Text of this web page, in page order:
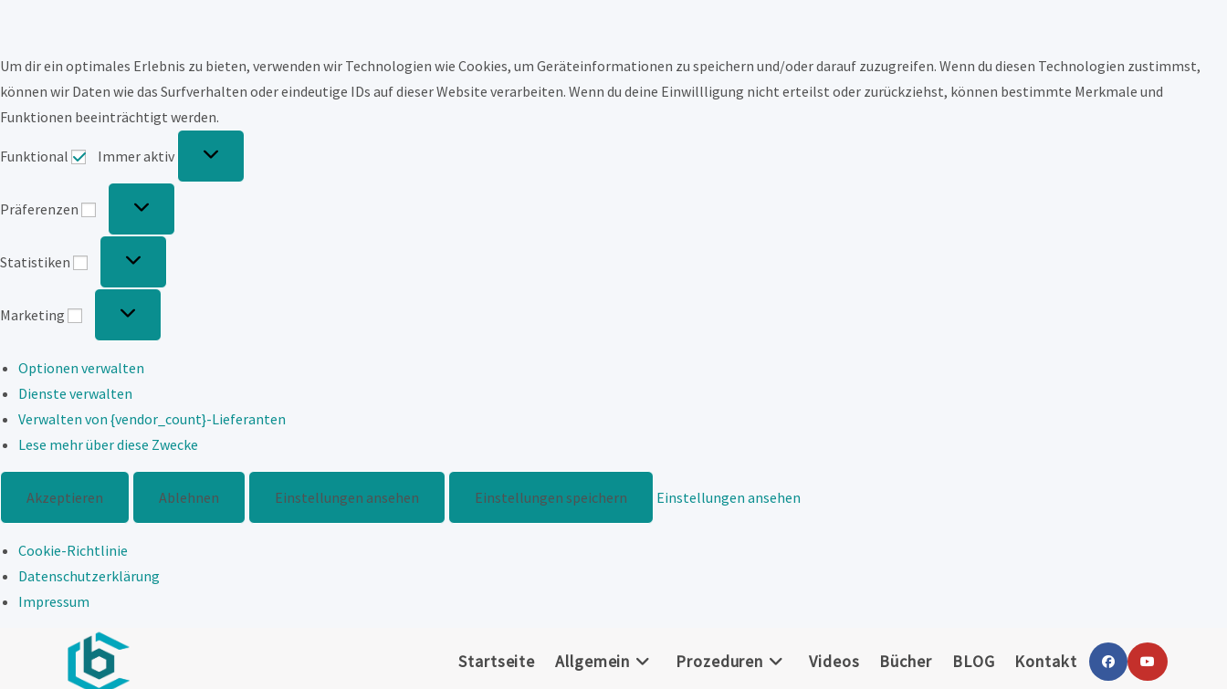
Um dir ein optimales Erlebnis zu bieten, verwenden wir Technologien wie Cookies, um Geräteinformationen zu speichern und/oder darauf zuzugreifen. Wenn du diesen Technologien zustimmst,
können wir Daten wie das Surfverhalten oder eindeutige IDs auf dieser Website verarbeiten. Wenn du deine Einwillligung nicht erteilst oder zurückziehst, können bestimmte Merkmale und
Funktionen beeinträchtigt werden.
Funktional Immer aktiv
Präferenzen
Präferenzen
Statistiken
Statistiken
Marketing
Marketing
Optionen verwalten
Dienste verwalten
Verwalten von {vendor_count}-Lieferanten
Lese mehr über diese Zwecke
Akzeptieren Ablehnen Einstellungen ansehen Einstellungen speichern Einstellungen ansehen
Cookie-Richtlinie
Datenschutzerklärung
Impressum
Startseite Allgemein Prozeduren Videos Bücher BLOG Kontakt